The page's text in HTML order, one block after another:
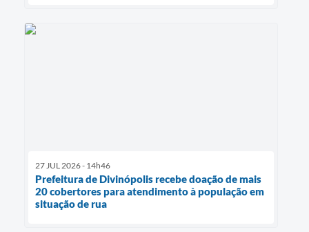
27 JUL 2026 - 14h46
Prefeitura de Divinópolis recebe doação de mais
20 cobertores para atendimento à população em
situação de rua